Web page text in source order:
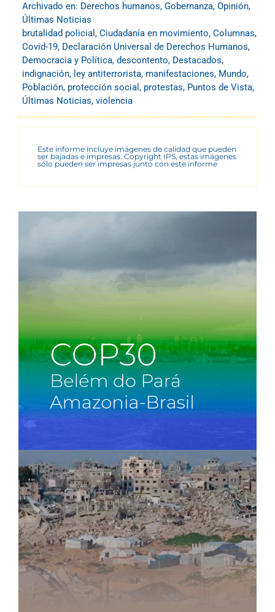
Archivado en: Derechos humanos, Gobernanza, Opinión,
Últimas Noticias
brutalidad policial , Ciudadanía en movimiento, Columnas,
Covid-19, Declaración Universal de Derechos Humanos,
Democracia y Política, descontento, Destacados,
indignación, ley antiterrorista, manifestaciones, Mundo,
Población, protección social , protestas, Puntos de Vista,
Últimas Noticias, violencia
Este informe incluye imágenes de calidad que pueden
ser bajadas e impresas. Copyright IPS, estas imágenes
sólo pueden ser impresas junto con este informe